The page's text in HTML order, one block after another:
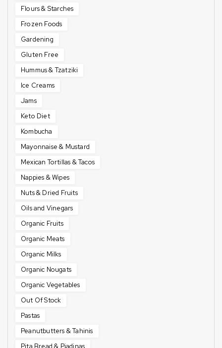
Flours & Starches
Frozen Foods
Gardening
Gluten Free
Hummus & Tzatziki
Ice Creams
Jams
Keto Diet
Kombucha
Mayonnaise & Mustard
Mexican Tortillas & Tacos
Nappies & Wipes
Nuts & Dried Fruits
Oils and Vinegars
Organic Fruits
Organic Meats
Organic Milks
Organic Nougats
Organic Vegetables
Out Of Stock
Pastas
Peanutbutters & Tahinis
Pita Bread & Piadinas